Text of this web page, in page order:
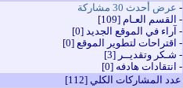
- عرض أحدث 30 مشاركة
- القسم العـام [109]
- آراء في الموقع الجديد [0]
- اقتراحات لتطوير الموقع [0]
- شـكر وتقديــر [3]
- انتقادات هادفه [0]
عدد المشاركات الكلي [112]